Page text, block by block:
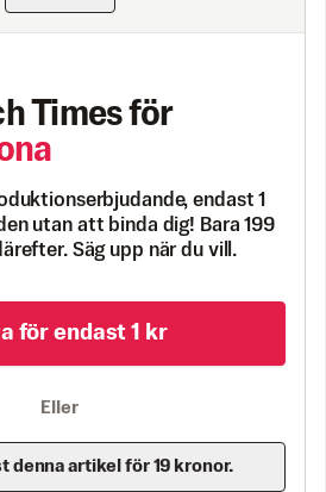
Times för
endast 1
utan att binda dig! Bara 199
Säg upp när du vill.
för endast 1 kr
Eller
denna artikel för 19 kronor.